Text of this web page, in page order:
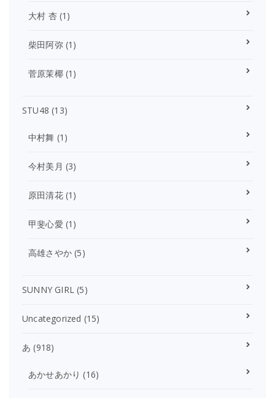
大村 杏(1)
柴田阿弥(1)
菅原茉椰(1)
STU48 (13)
中村舞 (1)
今村美月 (3)
原田清花(1)
甲斐心愛 (1)
高雄さやか (5)
SUNNY GIRL (5)
Uncategorized (15)
あ (918)
あかせあかり (16)